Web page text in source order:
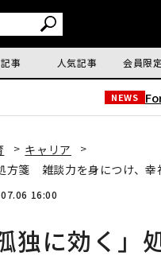
事 人気記事 会員限
NEWS
キャリア
方箋 雑談力を身につけ、幸
16:00
独に効く